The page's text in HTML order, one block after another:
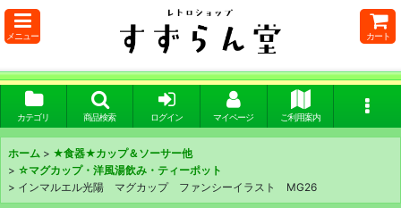
メニュー カート
カテゴリ 商品検索 ログイン マイページ ご利用案内
ホーム > ★食器★カップ＆ソーサー他
> ☆マグカップ・洋風湯飲み・ティーポット
> インマルエル光陽 マグカップ ファンシーイラスト MG26